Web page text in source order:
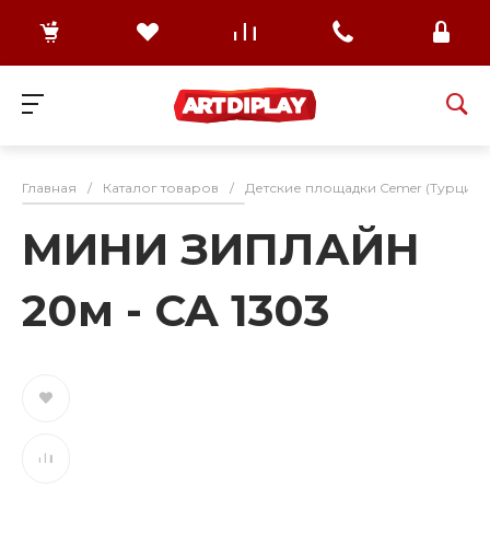
Главная / Каталог товаров / Детские площадки Cemer (Турция)
МИНИ ЗИПЛАЙН
20м - CA 1303